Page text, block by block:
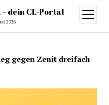
dein CL-Portal
2026
Menü
öffnen
gegen Zenit dreifach